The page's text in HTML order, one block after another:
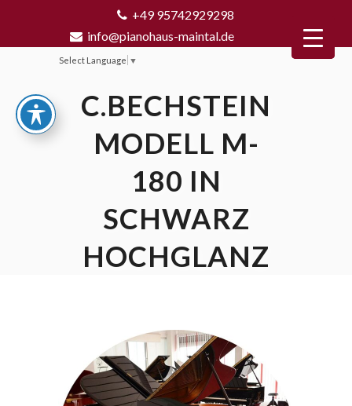
+49 95742929298
info@pianohaus-maintal.de
Select Language ▼
C.BECHSTEIN
MODELL M-
180 IN
SCHWARZ
HOCHGLANZ